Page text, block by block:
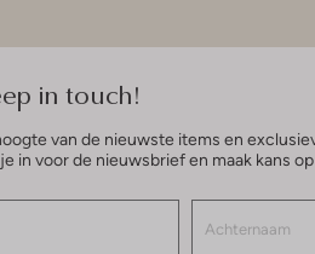
in touch!
van de nieuwste items en
in voor de nieuwsbrief en maak kans